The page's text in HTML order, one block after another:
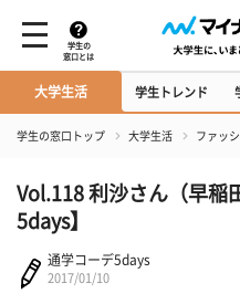
学生の
窓口とは
大学生活 学生トレンド
学生の窓口トップ 大学生活 ファッ
Vol.118 利沙さん（早稲
5days】
通学コーデ5days
2017/01/10